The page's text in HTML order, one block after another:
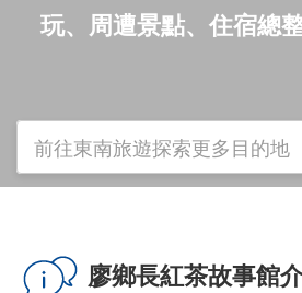
前往東南旅遊探索更多目的地
玩、周遭景點、住宿總
廖鄉長紅茶故事館